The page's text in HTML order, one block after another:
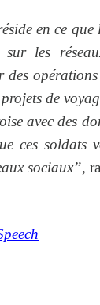
en ce
sur les
des
de
avec des
ces
sociaux”,